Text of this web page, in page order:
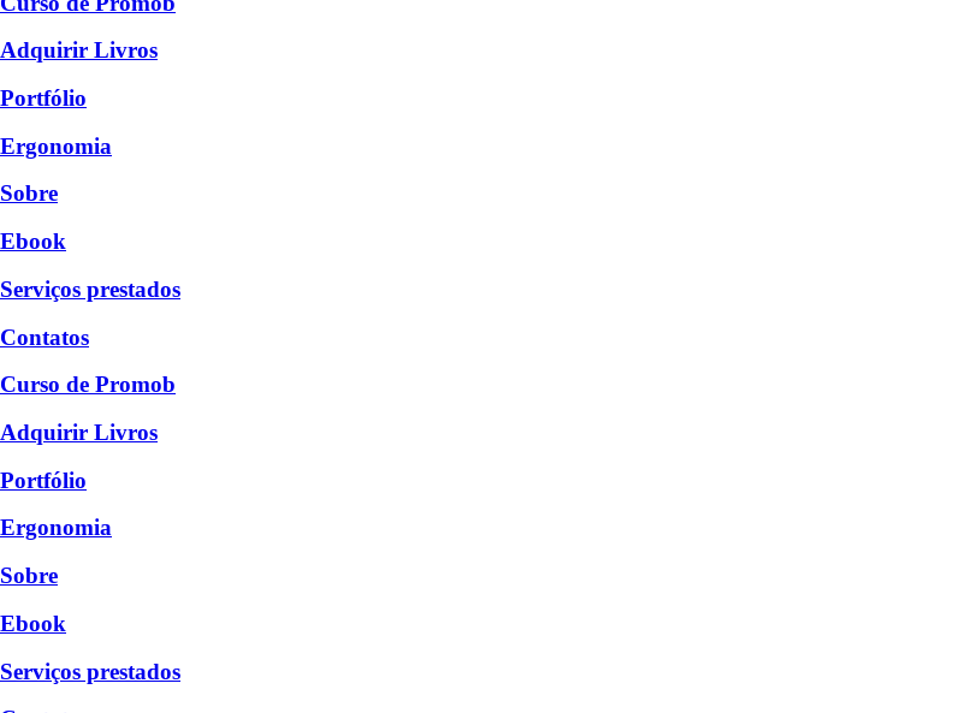
Adquirir Livros
Portfólio
Ergonomia
Sobre
Ebook
Serviços prestados
Contatos
Curso de Promob
Adquirir Livros
Portfólio
Ergonomia
Sobre
Ebook
Serviços prestados